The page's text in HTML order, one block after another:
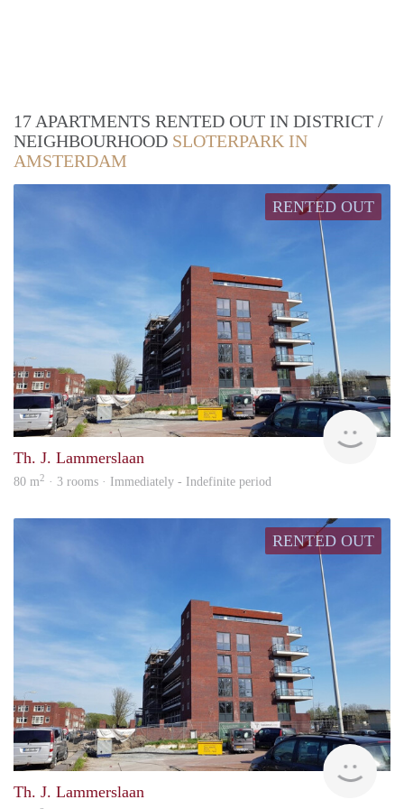
17 APARTMENTS RENTED OUT IN DISTRICT /
NEIGHBOURHOOD SLOTERPARK IN
AMSTERDAM
RENTED OUT
Th. J. Lammerslaan
80 m2 · 3 rooms · Immediately - Indefinite period
RENTED OUT
Th. J. Lammerslaan